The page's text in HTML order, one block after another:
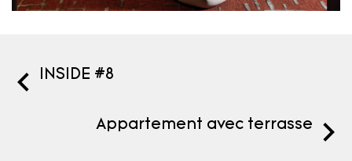
INSIDE #8
Appartement avec terrasse